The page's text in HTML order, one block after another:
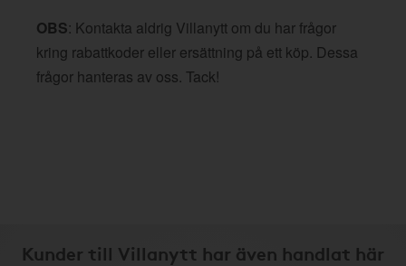
OBS: Kontakta aldrig Villanytt om du har frågor
kring rabattkoder eller ersättning på ett köp. Dessa
frågor hanteras av oss. Tack!
Kunder till Villanytt har även handlat här